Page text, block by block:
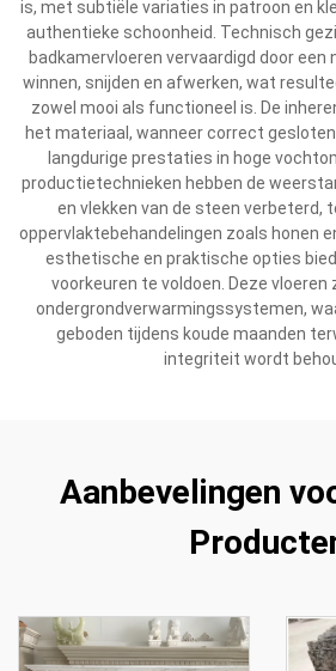
is, met subtiële variaties in patroon en
authentieke schoonheid. Technisch
badkamervloeren vervaardigd door een
winnen, snijden en afwerken, wat
zowel mooi als functioneel is. De
het materiaal, wanneer correct
langdurige prestaties in hoge
productietechnieken hebben de
en vlekken van de steen verbeterd,
oppervlaktebehandelingen zoals honen
esthetische en praktische opties
voorkeuren te voldoen. Deze
ondergrondverwarmingssystemen,
geboden tijdens koude maanden
integriteit wordt
Aanbevelingen